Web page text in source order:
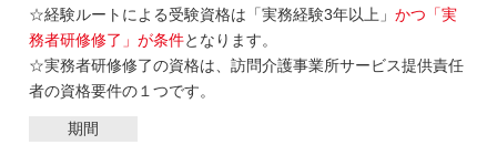
☆経験ルートによる受験資格は「実務経験3年以上」 かつ「実
務者研修修了」が条件となります。
☆実務者研修修了の資格は、訪問介護事業所サービス提供責任
者の資格要件の１つです。
期間